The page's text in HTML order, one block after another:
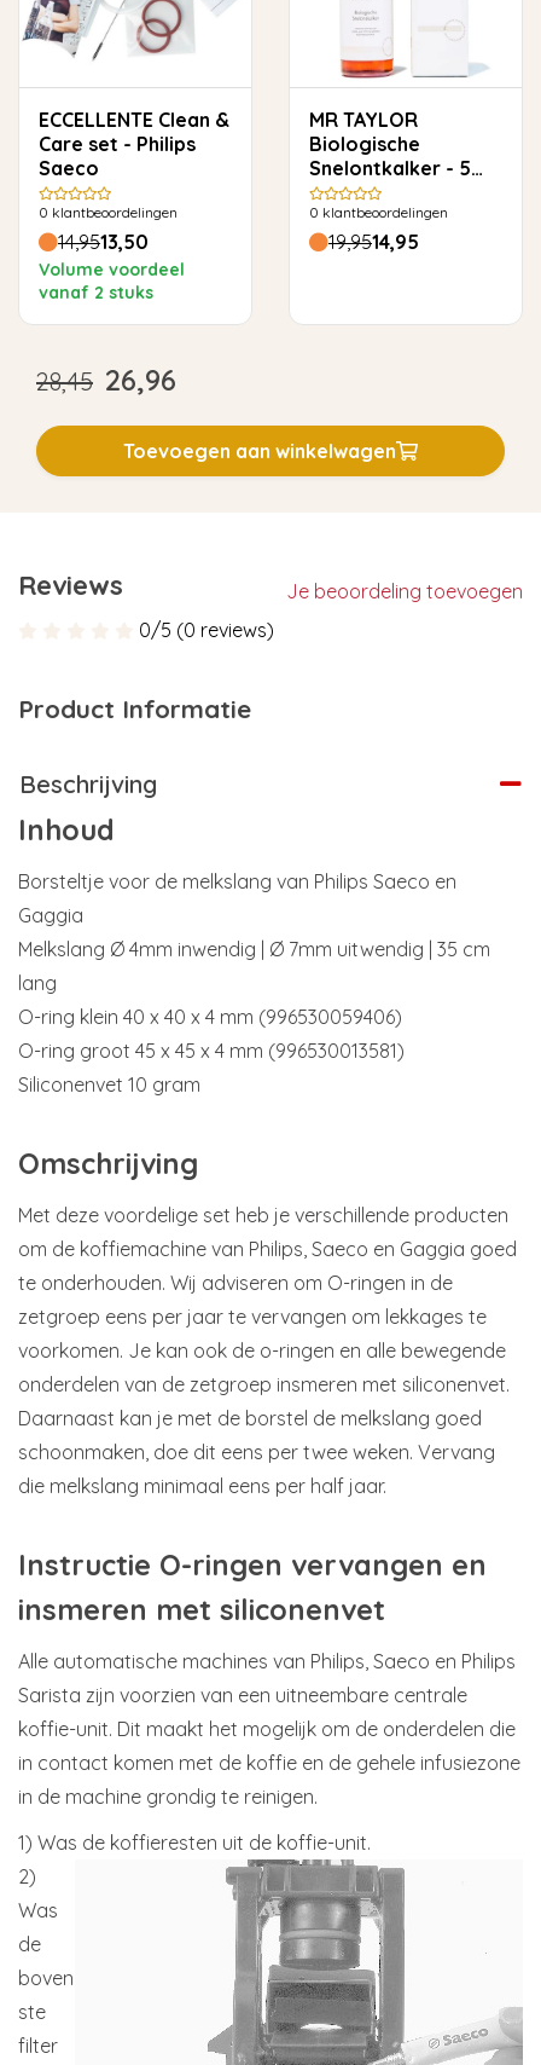
ECCELLENTE Clean &
Care set - Philips
Saeco
0 klantbeoordelingen
14,9513,50
Volume voordeel
vanaf 2 stuks
MR TAYLOR
Biologische
Snelontkalker - 5
keer ontkalken
0 klantbeoordelingen
19,9514,95
28,45 26,96
Toevoegen aan winkelwagen
Reviews
Je beoordeling toevoegen
0/5 (0 reviews)
Product Informatie
Beschrijving
Inhoud
Borsteltje voor de melkslang van Philips Saeco en
Gaggia
Melkslang Ø 4mm inwendig | Ø 7mm uitwendig | 35 cm
lang
O-ring klein 40 x 40 x 4 mm (996530059406)
O-ring groot 45 x 45 x 4 mm (996530013581)
Siliconenvet 10 gram
Omschrijving
Met deze voordelige set heb je verschillende producten
om de koffiemachine van Philips, Saeco en Gaggia goed
te onderhouden. Wij adviseren om O-ringen in de
zetgroep eens per jaar te vervangen om lekkages te
voorkomen. Je kan ook de o-ringen en alle bewegende
onderdelen van de zetgroep insmeren met siliconenvet.
Daarnaast kan je met de borstel de melkslang goed
schoonmaken, doe dit eens per twee weken. Vervang
die melkslang minimaal eens per half jaar.
Instructie O-ringen vervangen en
insmeren met siliconenvet
Alle automatische machines van Philips, Saeco en Philips
Sarista zijn voorzien van een uitneembare centrale
koffie-unit. Dit maakt het mogelijk om de onderdelen die
in contact komen met de koffie en de gehele infusiezone
in de machine grondig te reinigen.
1) Was de koffieresten uit de koffie-unit.
2)
Was
de
boven
ste
filter